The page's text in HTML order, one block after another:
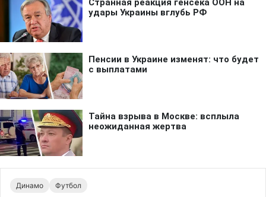
Динамо Футбол